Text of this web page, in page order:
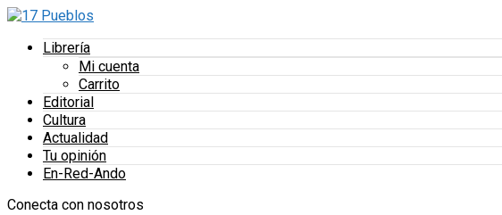
Librería
Mi cuenta
Carrito
Editorial
Cultura
Actualidad
Tu opinión
En-Red-Ando
Conecta con nosotros